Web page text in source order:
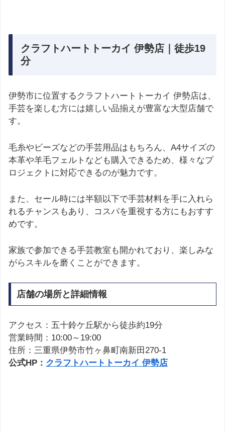
クラフトハートトーカイ 伊勢店｜徒歩19
分
伊勢市に位置するクラフトハートトーカイ 伊勢店は、
手芸を楽しむ方には嬉しい品揃えが豊富な大型店舗で
す。
毛糸やビーズなどの手芸用品はもちろん、A4サイズの
本革や羊毛フェルトなども購入できるため、様々なプ
ロジェクトに対応できるのが魅力です。
また、セール時には半額以下で手芸材料を手に入れら
れるチャンスもあり、コスパを重視する方にもおすす
めです。
家族で参加できる手芸教室も開かれており、楽しみな
がらスキルを磨くことができます。
店舗の場所と詳細情報
アクセス：五十鈴ケ丘駅から徒歩約19分
営業時間：10:00～19:00
住所：三重県伊勢市竹ヶ鼻町南新田270-1
公式HP： クラフトハートトーカイ 伊勢店